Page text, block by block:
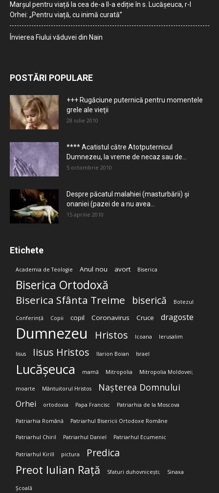
Marșul pentru viață la cea de-a II-a ediție în s. Lucășeuca, r-l
Orhei: „Pentru viață, cu inimă curată”
Învierea Fiului văduvei din Nain
POSTĂRI POPULARE
+++ Rugăciune puternică pentru momentele
grele ale vieţii
28 iulie 2010
**** Acatistul către Atotputernicul
Dumnezeu, la vreme de necaz sau de...
5 octombrie 2010
Despre păcatul malahiei (masturbării) şi
onaniei (pazei de a nu avea...
15 aprilie 2010
Etichete
Academia de Teologie Anul nou avort Biserica
Biserica Ortodoxă
Biserica Sfânta Treime biserică Botezul
Conferință Copii copil Coronavirus Cruce dragoste
Dumnezeu Hristos Icoana Ierusalim
Iisus Iisus Hristos Ilarion Boian Israel
Lucășeuca mamă Mitropolia Mitropolia Moldovei;
moarte Mântuitorul Hristos Nașterea Domnului
Orhei ortodoxia Papa Francisc Patriarhia de la Moscova
Patriarhia Română Patriarhul Bisericii Ortodoxe Române
Patriarhul Chiril Patriarhul Daniel Patriarhul Ecumenic
Patriarhul Kirill pictura Predica
Preot Iulian Rață Sfaturi duhovnicești; Sinaxa
Școală